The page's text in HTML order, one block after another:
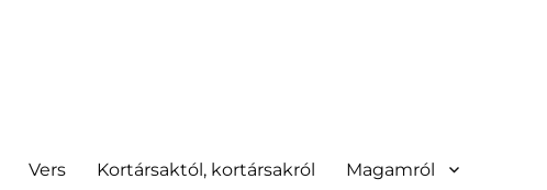
Vers Kortársaktól, kortársakról Magamról